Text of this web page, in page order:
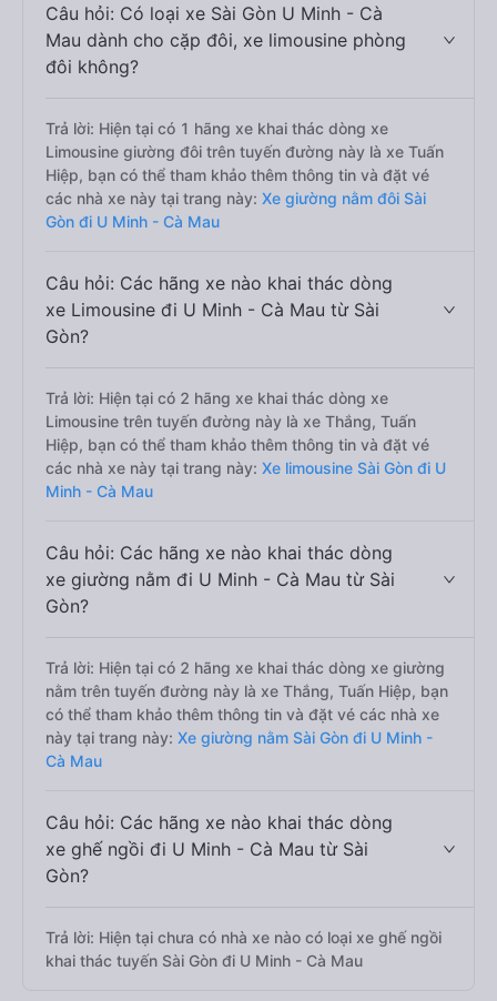
Câu hỏi: Có loại xe Sài Gòn U Minh - Cà
Mau dành cho cặp đôi, xe limousine phòng
đôi không?
Trả lời: Hiện tại có 1 hãng xe khai thác dòng xe
Limousine giường đôi trên tuyến đường này là xe Tuấn
Hiệp, bạn có thể tham khảo thêm thông tin và đặt vé
các nhà xe này tại trang này: Xe giường nằm đôi Sài
Gòn đi U Minh - Cà Mau
Câu hỏi: Các hãng xe nào khai thác dòng
xe Limousine đi U Minh - Cà Mau từ Sài
Gòn?
Trả lời: Hiện tại có 2 hãng xe khai thác dòng xe
Limousine trên tuyến đường này là xe Thắng, Tuấn
Hiệp, bạn có thể tham khảo thêm thông tin và đặt vé
các nhà xe này tại trang này: Xe limousine Sài Gòn đi U
Minh - Cà Mau
Câu hỏi: Các hãng xe nào khai thác dòng
xe giường nằm đi U Minh - Cà Mau từ Sài
Gòn?
Trả lời: Hiện tại có 2 hãng xe khai thác dòng xe giường
nằm trên tuyến đường này là xe Thắng, Tuấn Hiệp, bạn
có thể tham khảo thêm thông tin và đặt vé các nhà xe
này tại trang này: Xe giường nằm Sài Gòn đi U Minh -
Cà Mau
Câu hỏi: Các hãng xe nào khai thác dòng
xe ghế ngồi đi U Minh - Cà Mau từ Sài
Gòn?
Trả lời: Hiện tại chưa có nhà xe nào có loại xe ghế ngồi
khai thác tuyến Sài Gòn đi U Minh - Cà Mau